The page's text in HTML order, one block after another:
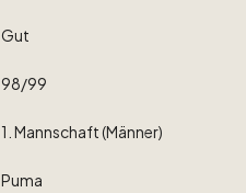
Gut
98​/​99
1. Mannschaft(Männer)
Puma